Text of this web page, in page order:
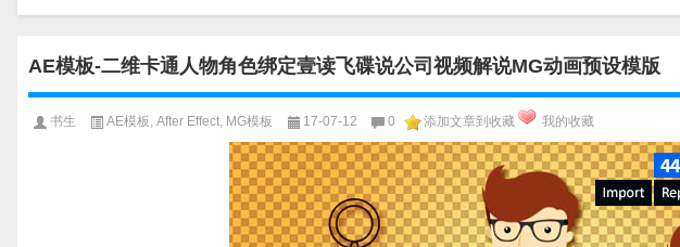
AE模板-二维卡通人物角色绑定壹读飞碟说公司视频解说MG动画预设模版
书生 AE模板 , After Effect, MG模板 17-07-12 0 添加文章到收藏 我的收藏